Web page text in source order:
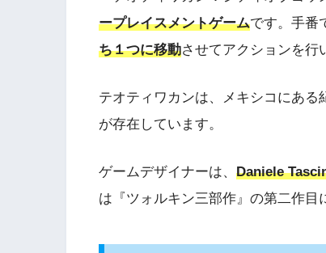
ープレイスメントゲームです。手番
ち１つに移動させてアクションを行
テオティワカンは、メキシコにあ
が存在しています。
ゲームデザイナーは、 Daniele
は『ツォルキン三部作』の第二作目